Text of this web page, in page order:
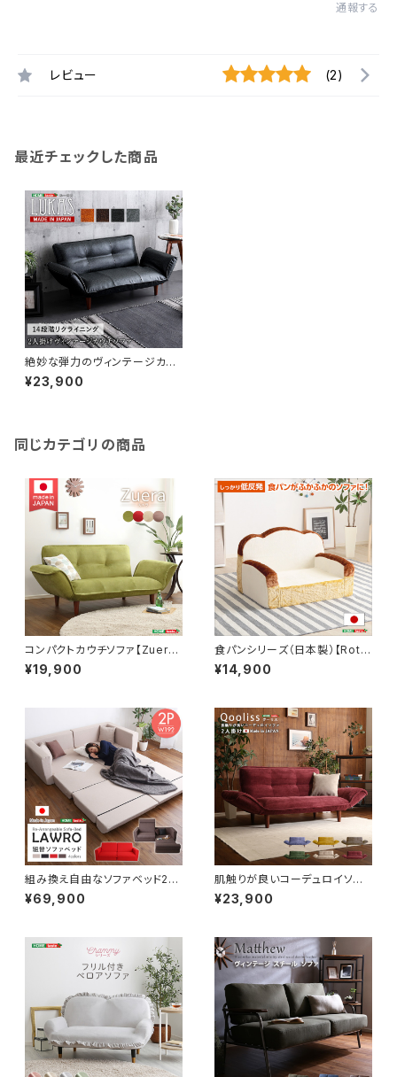
通報する
レビュー (2)
最近チェックした商品
絶妙な弾力のヴィンテージカウ
チソファ 【LUKAS-ルーカス-】
SH-07-VTCO-1
¥23,900
同じカテゴリの商品
コンパクトカウチソファ【Zuera-
スエラ-】(ポケットコイル リク
ライニング 起毛タイプ 日本
¥19,900
食パンシリーズ（日本製）【Roti-
ロティ-】低反発かわいい食パン
ソファ SH-07-ROT-SF
¥14,900
組み換え自由なソファベッド2P
【Lawro-ラウロ-】ポケットコイ
ル 2人掛 ソファベッド 日本製 ロ
¥69,900
肌触りが良いコーデュロイソフ
ァ ２人掛け 【Qooliss-クー
リス-】 SH-07-CDS
¥23,900